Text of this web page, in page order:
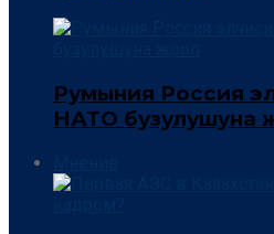
Румыния Россия
НАТО бузулушуна